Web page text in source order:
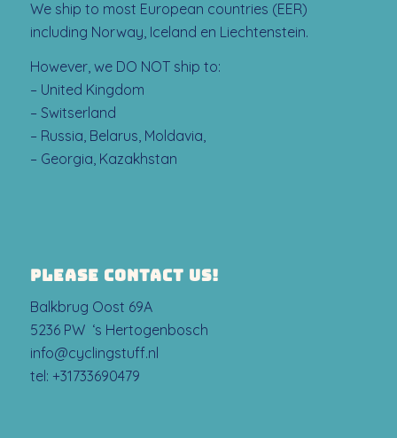
We ship to most European countries (EER)
including Norway, Iceland en Liechtenstein.
However, we DO NOT ship to:
– United Kingdom
– Switserland
– Russia, Belarus, Moldavia,
– Georgia, Kazakhstan
PLEASE CONTACT US!
Balkbrug Oost 69A
5236 PW ‘s Hertogenbosch
info@cyclingstuff.nl
tel: +31733690479